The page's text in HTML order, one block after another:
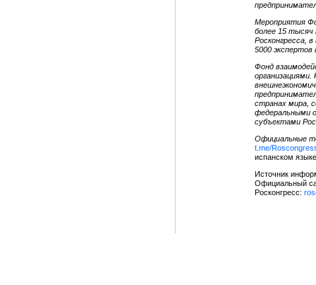
Мероприятия
более 15
Росконгресса,
5000 экспертов
Фонд
странах мира,
федеральными
субъектами
Официальные
t.me/
испанском
Источник
Официальный
Росконгресс: